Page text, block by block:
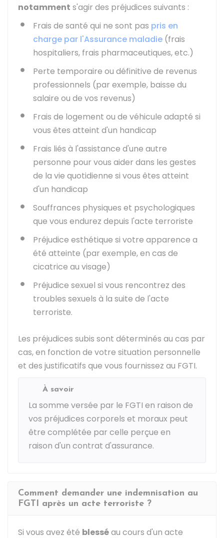
notamment s'agir des préjudices suivants :
Frais de santé qui ne sont pas pris en
charge par l'Assurance maladie (frais
hospitaliers, frais pharmaceutiques, etc.)
Perte temporaire ou définitive de revenus
professionnels (par exemple, baisse du
salaire ou de vos revenus)
Frais de logement ou de véhicule adapté si
vous êtes atteint d'un handicap
Frais liés à l'assistance d'une autre
personne pour vous aider dans les gestes
de la vie quotidienne si vous êtes atteint
d'un handicap
Souffrances physiques et psychologiques
que vous endurez depuis l'acte terroriste
Préjudice esthétique si votre apparence a
été atteinte (par exemple, en cas de
cicatrice au visage)
Préjudice sexuel si vous rencontrez des
troubles sexuels à la suite de l'acte
terroriste.
Les préjudices subis sont déterminés au cas par
cas, en fonction de votre situation personnelle
et des justificatifs que vous fournissez au FGTI.
À savoir
La somme versée par le FGTI en raison de
vos préjudices corporels et moraux peut
être complétée par celle perçue en
raison d'un contrat d'assurance.
Comment demander une indemnisation au
FGTI après un acte terroriste ?
Si vous avez été blesséau cours d'un acte